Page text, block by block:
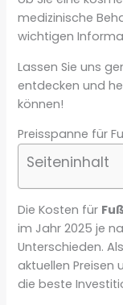
medizinische
wichtigen
Lassen Sie uns
entdecken und
können!
Preisspanne für
Seiteninhalt
Die Kosten für
im Jahr 2025 je
Unterschieden.
aktuellen Preisen
die beste